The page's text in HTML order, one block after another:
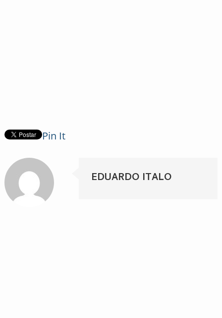
Pin It
EDUARDO ITALO